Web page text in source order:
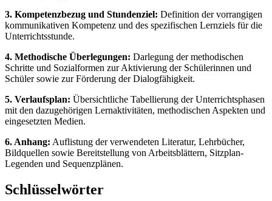
3. Kompetenzbezug und Stundenziel: Definition der vorrangigen
kommunikativen Kompetenz und des spezifischen Lernziels für die
Unterrichtsstunde.
4. Methodische Überlegungen: Darlegung der methodischen
Schritte und Sozialformen zur Aktivierung der Schülerinnen und
Schüler sowie zur Förderung der Dialogfähigkeit.
5. Verlaufsplan: Übersichtliche Tabellierung der Unterrichtsphasen
mit den dazugehörigen Lernaktivitäten, methodischen Aspekten und
eingesetzten Medien.
6. Anhang: Auflistung der verwendeten Literatur, Lehrbücher,
Bildquellen sowie Bereitstellung von Arbeitsblättern, Sitzplan-
Legenden und Sequenzplänen.
Schlüsselwörter